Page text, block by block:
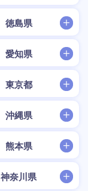
徳島県
愛知県
東京都
沖縄県
熊本県
神奈川県